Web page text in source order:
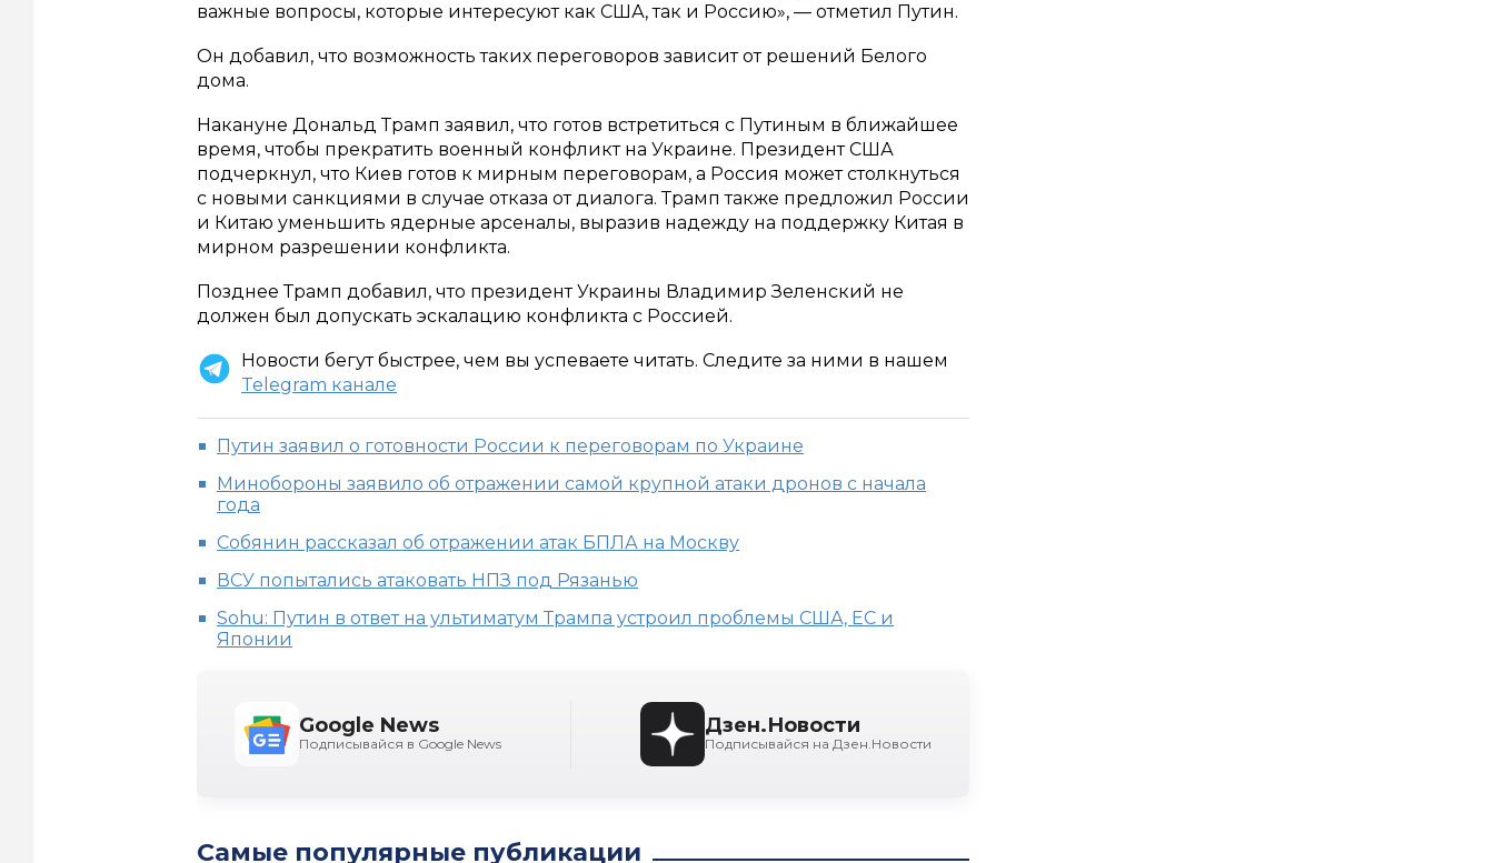
важные вопросы, которые интересуют как США, так и Россию», — отметил Путин.
Он добавил, что возможность таких переговоров зависит от решений Белого
дома.
Накануне Дональд Трамп заявил, что готов встретиться с Путиным в ближайшее
время, чтобы прекратить военный конфликт на Украине. Президент США
подчеркнул, что Киев готов к мирным переговорам, а Россия может столкнуться
с новыми санкциями в случае отказа от диалога. Трамп также предложил России
и Китаю уменьшить ядерные арсеналы, выразив надежду на поддержку Китая в
мирном разрешении конфликта.
Позднее Трамп добавил, что президент Украины Владимир Зеленский не
должен был допускать эскалацию конфликта с Россией.
Новости бегут быстрее, чем вы успеваете читать. Следите за ними в нашем
Telegram канале
Путин заявил о готовности России к переговорам по Украине
Минобороны заявило об отражении самой крупной атаки дронов с начала
года
Собянин рассказал об отражении атак БПЛА на Москву
ВСУ попытались атаковать НПЗ под Рязанью
Sohu: Путин в ответ на ультиматум Трампа устроил проблемы США, EC и
Японии
Google News
Подписывайся в Google News
Дзен.Новости
Подписывайся на Дзен.Новости
Самые популярные публикации